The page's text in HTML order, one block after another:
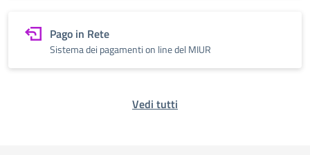
Pago in Rete
Sistema dei pagamenti on line del MIUR
Vedi tutti